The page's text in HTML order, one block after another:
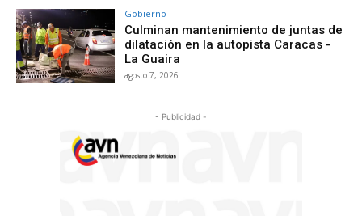
Gobierno
Culminan mantenimiento de juntas de
dilatación en la autopista Caracas -
La Guaira
agosto 7, 2026
- Publicidad -